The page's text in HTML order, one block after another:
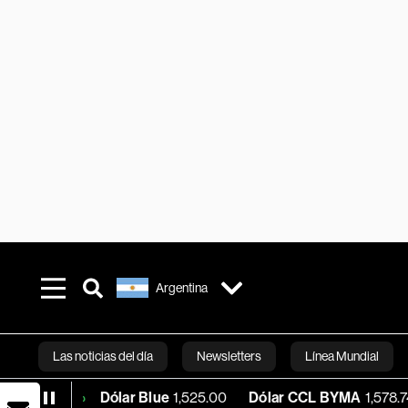
Argentina
Las noticias del día Newsletters Línea Mundial
Bloomberg
Dólar Blue 1,525.00 Dólar CCL BYMA 1,578.74 BTC/